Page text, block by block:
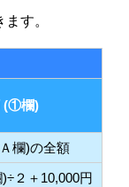
(①欄)
欄)の全額
２＋10,000円